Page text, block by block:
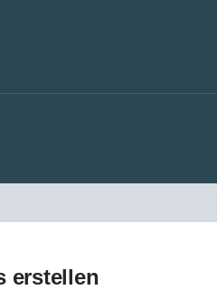
erstellen